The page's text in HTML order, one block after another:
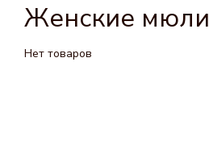
Женские мюли
Нет товаров